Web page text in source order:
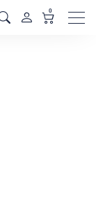
0